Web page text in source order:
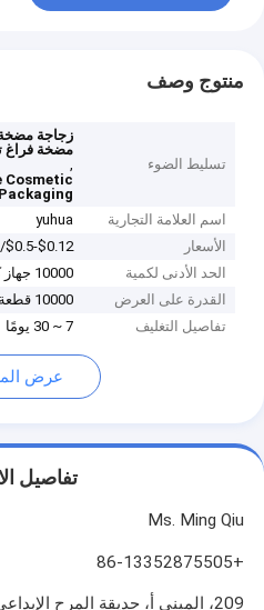
منتوج وصف
تسليط الضوء
مضخة فراغ
,
Cosmetic
Packaging
اسم العلامة التجارية
yuhua
الأسعار
$0.12-$0.5/Pieces
الحد الأدنى لكمية
10000 جهاز كمبيوتر شخصى
القدرة على العرض
10000 قطعة
تفاصيل التغليف
7 ~ 30 يومًا
عرض
تفاصيل
Ms. Ming Qiu
+86-13352875505